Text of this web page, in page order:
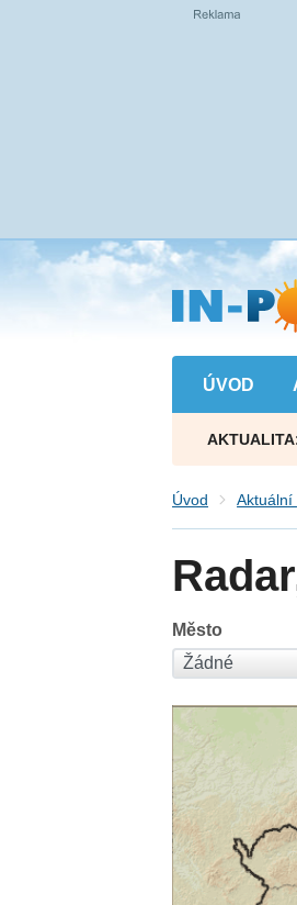
Přejít
na
hlavní
obsah
ÚVOD
Úvod Aktuální
Město